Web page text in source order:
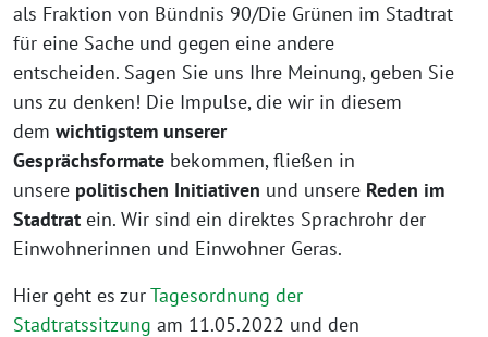
als Fraktion von Bündnis 90/Die Grünen im Stadtrat
für eine Sache und gegen eine andere
entscheiden. Sagen Sie uns Ihre Meinung, geben Sie
uns zu denken! Die Impulse, die wir in diesem
dem wichtigstem unserer
Gesprächsformate bekommen, fließen in
unsere politischen Initiativen und unsere Reden im
Stadtrat ein. Wir sind ein direktes Sprachrohr der
Einwohnerinnen und Einwohner Geras.
Hier geht es zurTagesordnung der
Stadtratssitzung am 11.05.2022 und den